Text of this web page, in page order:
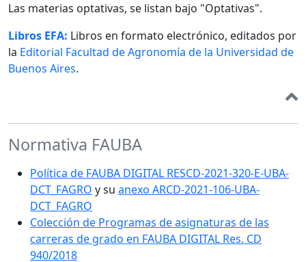
Las materias optativas, se listan bajo "Optativas".
Libros EFA: Libros en formato electrónico, editados por
la Editorial Facultad de Agronomía de la Universidad de
Buenos Aires.
Normativa FAUBA
Política de FAUBA DIGITAL RESCD-2021-320-E-UBA-
DCT_FAGRO y su anexo ARCD-2021-106-UBA-
DCT_FAGRO
Colección de Programas de asignaturas de las
carreras de grado en FAUBA DIGITAL Res. CD
940/2018